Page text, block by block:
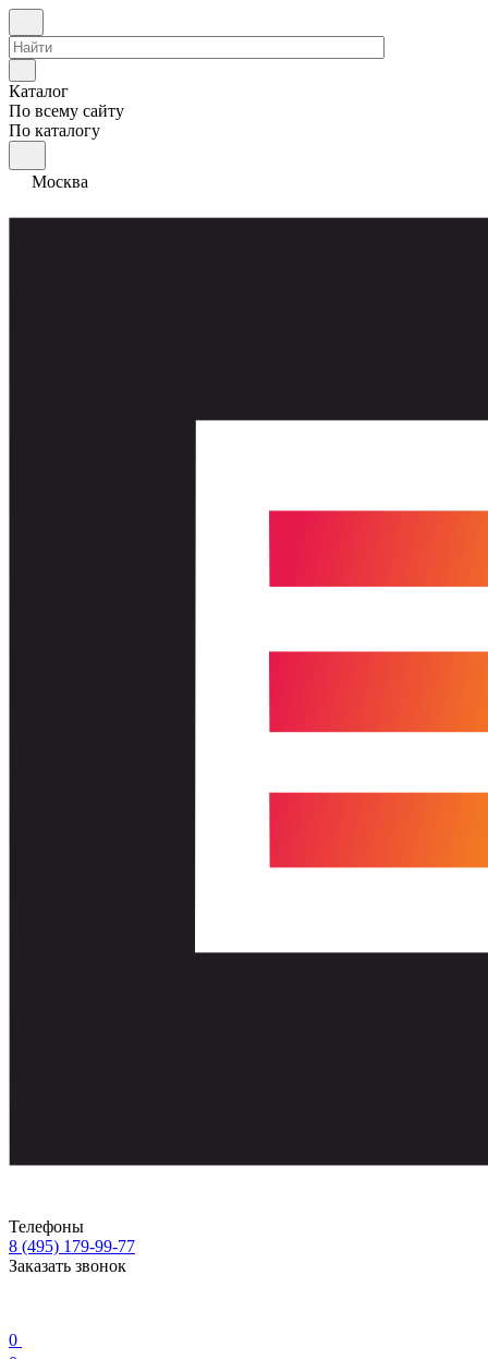
Каталог
По всему сайту
По каталогу
Москва
Телефоны
8 (495) 179-99-77
Заказать звонок
0